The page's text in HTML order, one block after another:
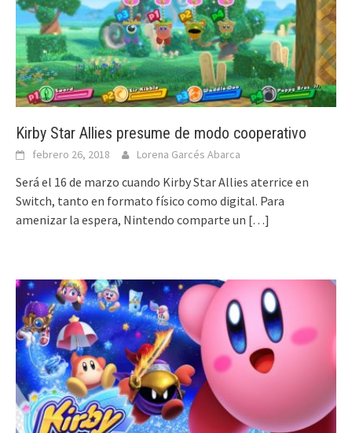
Kirby Star Allies presume de modo cooperativo
febrero 26, 2018 Lorena Garcés Abarca
Será el 16 de marzo cuando Kirby Star Allies aterrice en
Switch, tanto en formato físico como digital. Para
amenizar la espera, Nintendo comparte un […]